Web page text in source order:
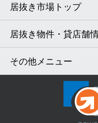
居抜き市場トップ
居抜き物件・貸店舗
その他メニュー